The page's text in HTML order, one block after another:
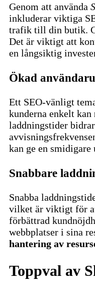
Genom att använda
inkluderar viktiga
trafik till din butik.
Det är viktigt att
en långsiktig
Ökad
Ett SEO-vänligt
kunderna enkelt kan
laddningstider
kan ge en
Snabbare
Snabba
vilket är viktigt för
förbättrad
webbplatser i sina
hantering av
Toppval av